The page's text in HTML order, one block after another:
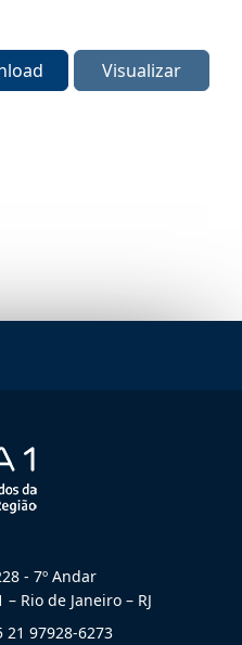
Visualizar
- 7º Andar
Rio de Janeiro – RJ
97928-6273